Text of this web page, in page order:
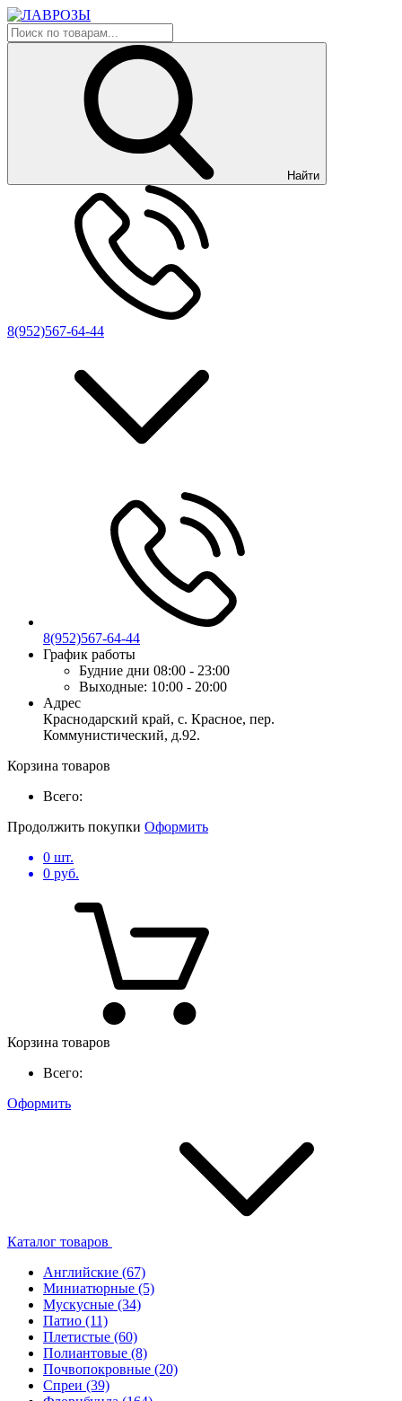
Найти
8(952)567-64-44
8(952)567-64-44
График работы
Будние дни 08:00 - 23:00
Выходные: 10:00 - 20:00
Адрес
Краснодарский край, с. Красное, пер.
Коммунистический, д.92.
Корзина товаров
Всего:
Продолжить покупки Оформить
0 шт.
0 руб.
Корзина товаров
Всего:
Оформить
Каталог товаров
Английские (67)
Миниатюрные (5)
Мускусные (34)
Патио (11)
Плетистые (60)
Полиантовые (8)
Почвопокровные (20)
Спреи (39)